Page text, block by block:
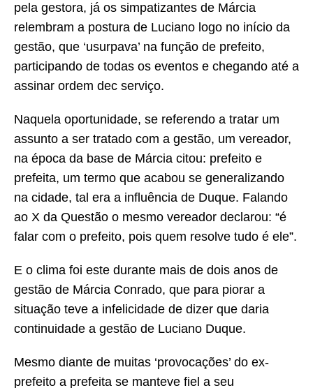
pela gestora, já os simpatizantes de Márcia
relembram a postura de Luciano logo no início da
gestão, que ‘usurpava’ na função de prefeito,
participando de todas os eventos e chegando até a
assinar ordem dec serviço.
Naquela oportunidade, se referendo a tratar um
assunto a ser tratado com a gestão, um vereador,
na época da base de Márcia citou: prefeito e
prefeita, um termo que acabou se generalizando
na cidade, tal era a influência de Duque. Falando
ao X da Questão o mesmo vereador declarou: “é
falar com o prefeito, pois quem resolve tudo é ele”.
E o clima foi este durante mais de dois anos de
gestão de Márcia Conrado, que para piorar a
situação teve a infelicidade de dizer que daria
continuidade a gestão de Luciano Duque.
Mesmo diante de muitas ‘provocações’ do ex-
prefeito a prefeita se manteve fiel a seu